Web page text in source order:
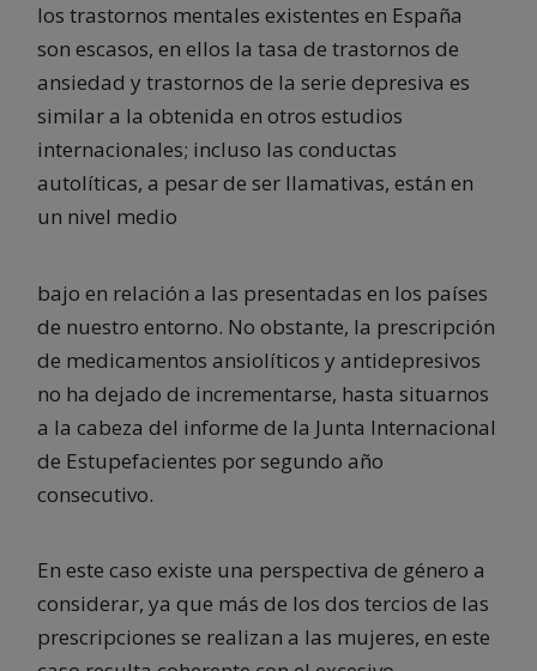
los trastornos mentales existentes en España
son escasos, en ellos la tasa de trastornos de
ansiedad y trastornos de la serie depresiva es
similar a la obtenida en otros estudios
internacionales; incluso las conductas
autolíticas, a pesar de ser llamativas, están en
un nivel medio
bajo en relación a las presentadas en los países
de nuestro entorno. No obstante, la prescripción
de medicamentos ansiolíticos y antidepresivos
no ha dejado de incrementarse, hasta situarnos
a la cabeza del informe de la Junta Internacional
de Estupefacientes por segundo año
consecutivo.
En este caso existe una perspectiva de género a
considerar, ya que más de los dos tercios de las
prescripciones se realizan a las mujeres, en este